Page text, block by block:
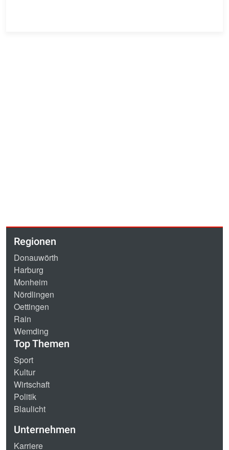
Regionen
Donauwörth
Harburg
Monheim
Nördlingen
Oettingen
Rain
Wemding
Top Themen
Sport
Kultur
Wirtschaft
Politik
Blaulicht
Unternehmen
Karriere